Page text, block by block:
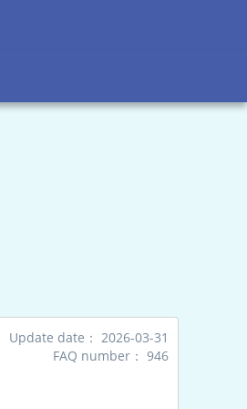
Update date： 2026-03-31
FAQ number： 946